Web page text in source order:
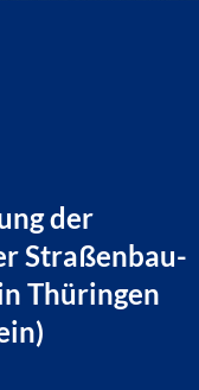
der
Straßenbau-
Thüringen